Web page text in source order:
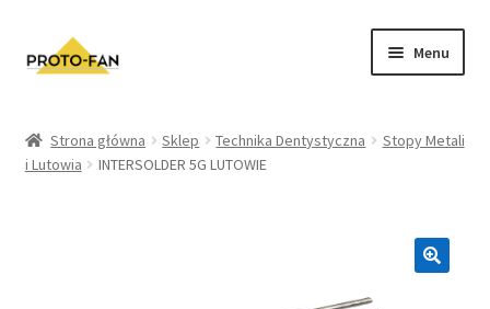
Menu
Kursy Stomatologiczne
Strona główna Sklep Technika Dentystyczna
Stopy Metali
i Lutowia
INTERSOLDER 5G LUTOWIE